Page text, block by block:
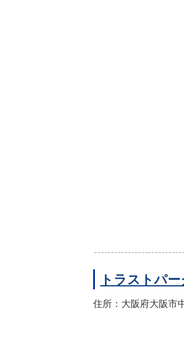
トラストパ
住所：大阪府大阪市